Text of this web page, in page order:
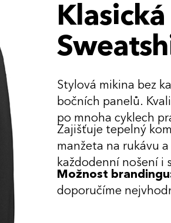
Stylová mikina bez
bočních panelů.
po mnoha cyklech
Zajišťuje tepelný
manžeta na rukávu
každodenní nošení i
Možnost
doporučíme